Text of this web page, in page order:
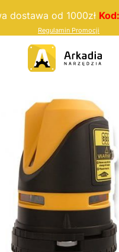
dostawa od 1000zł
Regulamin Promocji